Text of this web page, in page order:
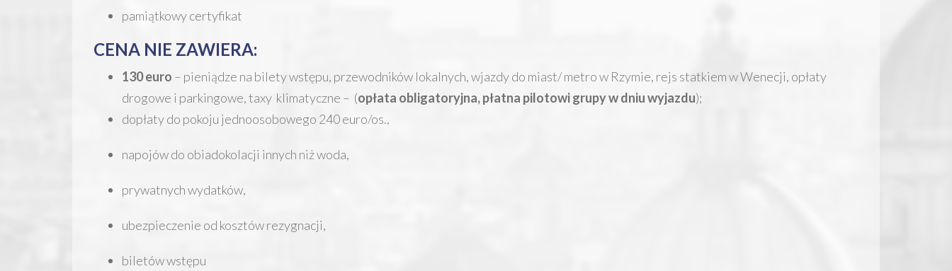
pamiątkowy certyfikat
CENA NIE ZAWIERA:
130 euro – pieniądze na bilety wstępu, przewodników lokalnych, wjazdy do miast/ metro w Rzymie, rejs statkiem w Wenecji, opłaty
drogowe i parkingowe, taxy klimatyczne – (opłata obligatoryjna, płatna pilotowi grupy w dniu wyjazdu);
dopłaty do pokoju jednoosobowego 240 euro/os.,
napojów do obiadokolacji innych niż woda,
prywatnych wydatków,
ubezpieczenie od kosztów rezygnacji,
biletów wstępu